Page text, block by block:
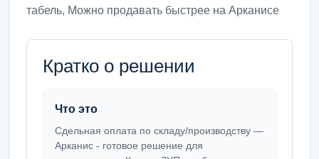
табель, Можно продавать быстрее на Арканисе
Кратко о решении
Что это
Сдельная оплата по складу/производству —
Арканис - готовое решение для